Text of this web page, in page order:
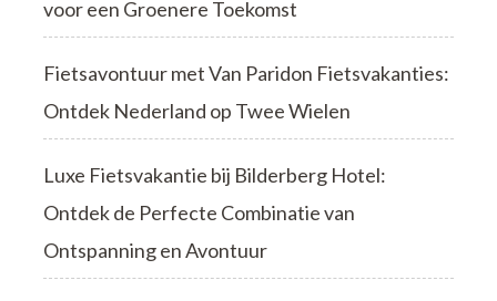
voor een Groenere Toekomst
Fietsavontuur met Van Paridon Fietsvakanties:
Ontdek Nederland op Twee Wielen
Luxe Fietsvakantie bij Bilderberg Hotel:
Ontdek de Perfecte Combinatie van
Ontspanning en Avontuur